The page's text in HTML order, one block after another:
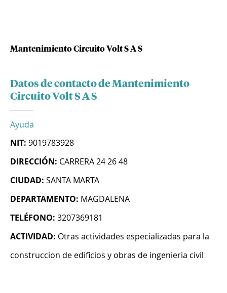
Mantenimiento Circuito Volt S A S
Datos de contacto de Mantenimiento
Circuito Volt S A S
Ayuda
NIT: 9019783928
DIRECCIÓN: CARRERA 24 26 48
CIUDAD: SANTA MARTA
DEPARTAMENTO: MAGDALENA
TELÉFONO: 3207369181
ACTIVIDAD: Otras actividades especializadas para la
construccion de edificios y obras de ingenieria civil